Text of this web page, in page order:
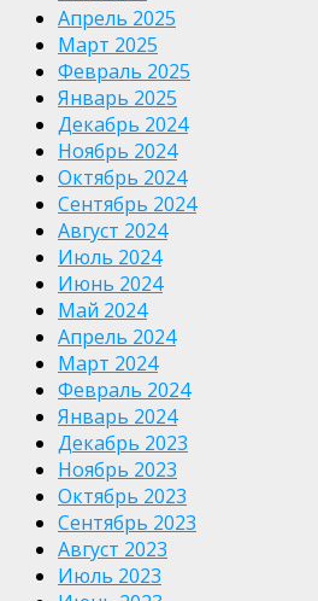
Апрель 2025
Март 2025
Февраль 2025
Январь 2025
Декабрь 2024
Ноябрь 2024
Октябрь 2024
Сентябрь 2024
Август 2024
Июль 2024
Июнь 2024
Май 2024
Апрель 2024
Март 2024
Февраль 2024
Январь 2024
Декабрь 2023
Ноябрь 2023
Октябрь 2023
Сентябрь 2023
Август 2023
Июль 2023